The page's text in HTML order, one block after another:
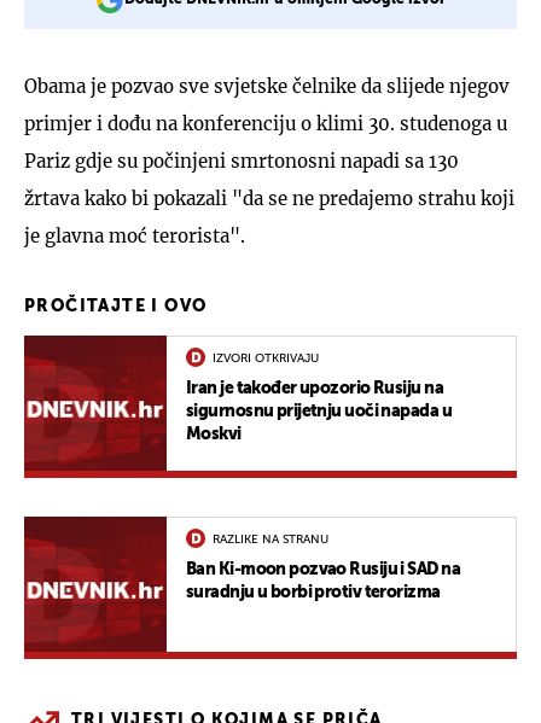
Obama je pozvao sve svjetske čelnike da slijede njegov
primjer i dođu na konferenciju o klimi 30. studenoga u
Pariz gdje su počinjeni smrtonosni napadi sa 130
žrtava kako bi pokazali "da se ne predajemo strahu koji
je glavna moć terorista".
PROČITAJTE I OVO
IZVORI OTKRIVAJU
Iran je također upozorio Rusiju na
sigurnosnu prijetnju uoči napada u
Moskvi
RAZLIKE NA STRANU
Ban Ki-moon pozvao Rusiju i SAD na
suradnju u borbi protiv terorizma